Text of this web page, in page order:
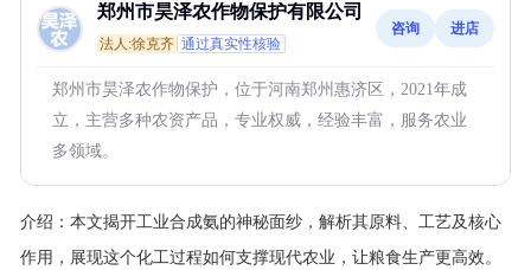
郑州市昊泽农作物保护有限公司
法人:徐克齐 通过真实性核验
咨询 进店
郑州市昊泽农作物保护，位于河南郑州惠济区，2021年成
立，主营多种农资产品，专业权威，经验丰富，服务农业
多领域。
介绍： 本文揭开工业合成氨的神秘面纱，解析其原料、工艺及核心
作用，展现这个化工过程如何支撑现代农业，让粮食生产更高效。